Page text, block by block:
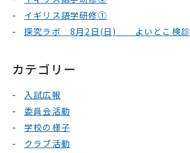
イギリス語学研修①
探究ラボ 8月2日(日) よいとこ検診
カテゴリー
入試広報
委員会活動
学校の様子
クラブ活動